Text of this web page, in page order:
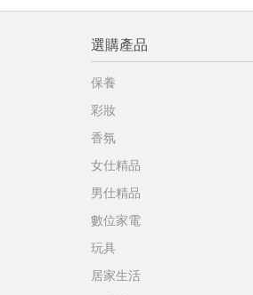
選購產品
保養
彩妝
香氛
女仕精品
男仕精品
數位家電
玩具
居家生活